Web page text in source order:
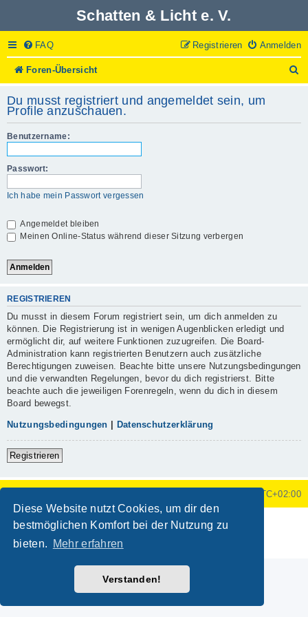
Diese Website nutzt Cookies, um dir den
bestmöglichen Komfort bei der Nutzung zu
bieten.
Mehr erfahren
Verstanden!
Schatten & Licht e. V.
FAQ Anmelden
Registrieren
Foren-Übersicht
u
e
Du musst registriert und angemeldet sein, um
Profile anzuschauen.
Benutzername:
Passwort:
Ich habe mein Passwort vergessen
Angemeldet bleiben
Meinen Online-Status während dieser Sitzung verbergen
REGISTRIEREN
Du musst in diesem Forum registriert sein, um dich anmelden zu
können. Die Registrierung ist in wenigen Augenblicken erledigt und
ermöglicht dir, auf weitere Funktionen zuzugreifen. Die Board-
Administration kann registrierten Benutzern auch zusätzliche
Berechtigungen zuweisen. Beachte bitte unsere Nutzungsbedingungen
und die verwandten Regelungen, bevor du dich registrierst. Bitte
beachte auch die jeweiligen Forenregeln, wenn du dich in diesem
Board bewegst.
Nutzungsbedingungen Datenschutzerklärung
Registrieren
UTC+02:00
Powered by phpBB ® Forum Software © phpBB Limited
phpBB.de
Datenschutz